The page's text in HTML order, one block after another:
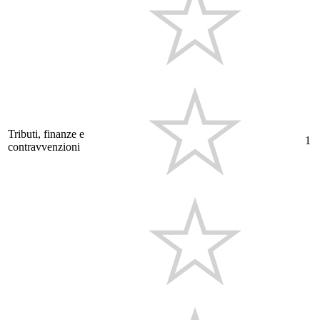
Tributi, finanze e
contravvenzioni
1